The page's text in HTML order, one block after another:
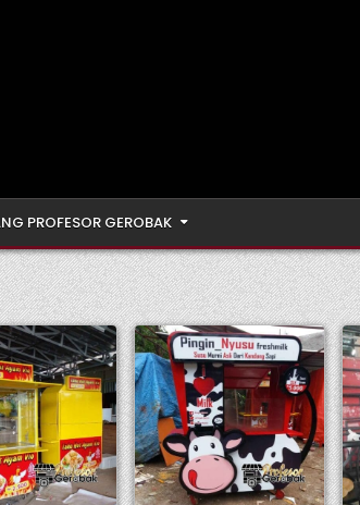
PROFESOR GEROBAK